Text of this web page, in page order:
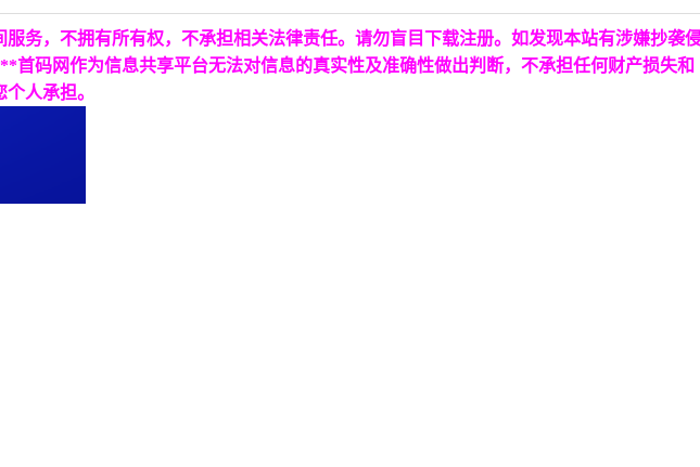
务，不拥有所有权，不承担相关法律责任。请勿盲目下载注册。如发现本站有涉嫌抄袭
首码网作为信息共享平台无法对信息的真实性及准确性做出判断，不承担任何财产损失和
人承担。